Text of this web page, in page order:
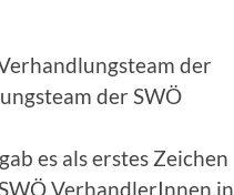
der
der SWÖ
es als erstes Zeichen
VerhandlerInnen in